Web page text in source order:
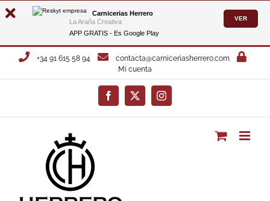
Carnicerias Herrero
La Araña Creativa
APP GRATIS - Es Google Play
VER
Saltar
+34 91 615 58 94
contacta@carniceriasherrero.com
Mi cuenta
Facebook
X Instagram